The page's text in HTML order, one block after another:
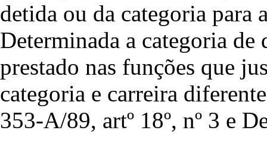
detida ou da categoria para
Determinada a categoria
prestado nas funções que
categoria e carreira
353-A/89, artº 18º, nº 3 e